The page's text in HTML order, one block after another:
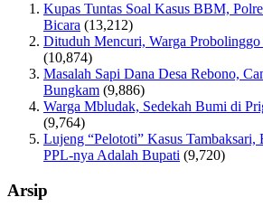
Kupas Tuntas Soal Kasus BBM,
Bicara (13,212)
Dituduh Mencuri, Warga Probolinggo
(10,874)
Masalah Sapi Dana Desa Rebono,
Bungkam (9,886)
Warga Mbludak, Sedekah Bumi di
(9,764)
Lujeng “Pelototi” Kasus
PPL-nya Adalah Bupati (9,720)
Arsip